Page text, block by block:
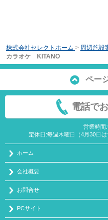
株式会社セレクトホーム > 周辺施設
カラオケ KITANO
ペー
電話で
営業時間
定休日:毎週木曜日（4月30日
ホーム
会社概要
お問合せ
PCサイト